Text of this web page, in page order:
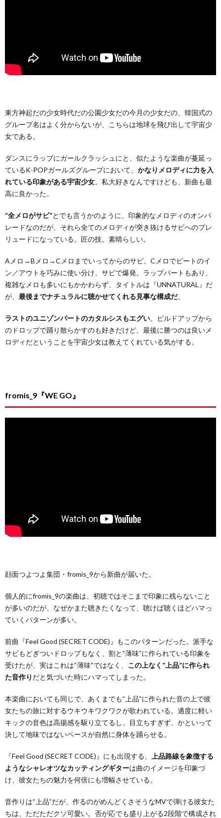
東方神起だの少女時代だの公園少女だの今月の少女だの、韓国式の
グループ名はよく分からないが、こちらは地球を飛び出して宇宙少
女である。
ダンスにラップにガールクラッシュにと、似たような楽曲が蔓延っ
ているK-POPガールズグループにおいて、 かなりメロディに力を入
れている印象がある宇宙少女。私大好きなんですけども、新曲も最
高に良かった。
“全メロがサビ”とでも言うかのように、印象的なメロディのオンパ
レードなのだが、それら全てのメロディが突き抜けるサビへのプレ
リュードになっている。匠の技。素晴らしい。
Aメロ→Bメロ→Cメロまでいってからのサビ。Cメロでビートのイ
ン／アウトを巧みに使い分け、サビで爆発。ラップパートもあり、
複雑なメロも多いにもかかわらず、タイトルは『UNNATURAL』だ
が、 最後までナチュラルに聴かせてくれる見事な構成だ。
ラストのユニゾンパートのカタルシスもエグい。ビルドアップから
のドロップで踊り散らかすのも好きだけど、最後に勝つのは良いメ
ロディだということを宇宙少女は教えてくれている気がする。
fromis_9『WE GO』
顔面つよつよ集団・fromis_9から新曲が届いた。
個人的にfromis_9の楽曲は、初聴ではそこまで印象に残らないこと
が多いのだが、なぜかまた聴きたくなって、聴けば聴くほどハマっ
ていくパターンが多い。
前曲『Feel Good (SECRET CODE)』もこのパターンだった。派手な
サビもどぎついドロップもなく、割と“薄味”に作られている印象を
受けたが、実はこれは“薄味”ではなく、 この上なく“上品”に作られ
た音作り だと気づいた時にハマってしまった。
本楽曲においても同じで、あくまでも“上品”に作られた音の上で彼
女たちの旅に対するウキウキワクワクが歌われている。適度に軽い
キックの音色は高揚感を駆り立てるし、目立ちすぎず、かといって
決して地味ではないベースが自然に身体を踊らせる。
『Feel Good (SECRET CODE)』にも出現する、
上品路線を象徴する
ようなシャレオツなカッティングギターは曲のイメージを印象づ
け、彼女たちの魅力を何倍にも増幅させている。
音作りは“上品”だが、作るのがめんどくさそうなMVで弾ける彼女た
ちは、ただただクソ可愛い。否が応でも盛り上がる2段階で構成され